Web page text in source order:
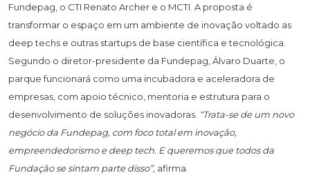
Fundepag, o CTI Renato Archer e o MCTI. A proposta é
transformar o espaço em um ambiente de inovação voltado as
deep techs e outras startups de base científica e tecnológica.
Segundo o diretor-presidente da Fundepag, Álvaro Duarte, o
parque funcionará como uma incubadora e aceleradora de
empresas, com apoio técnico, mentoria e estrutura para o
desenvolvimento de soluções inovadoras. “Trata-se de um novo
negócio da Fundepag, com foco total em inovação,
empreendedorismo e deep tech. E queremos que todos da
Fundação se sintam parte disso”, afirma.